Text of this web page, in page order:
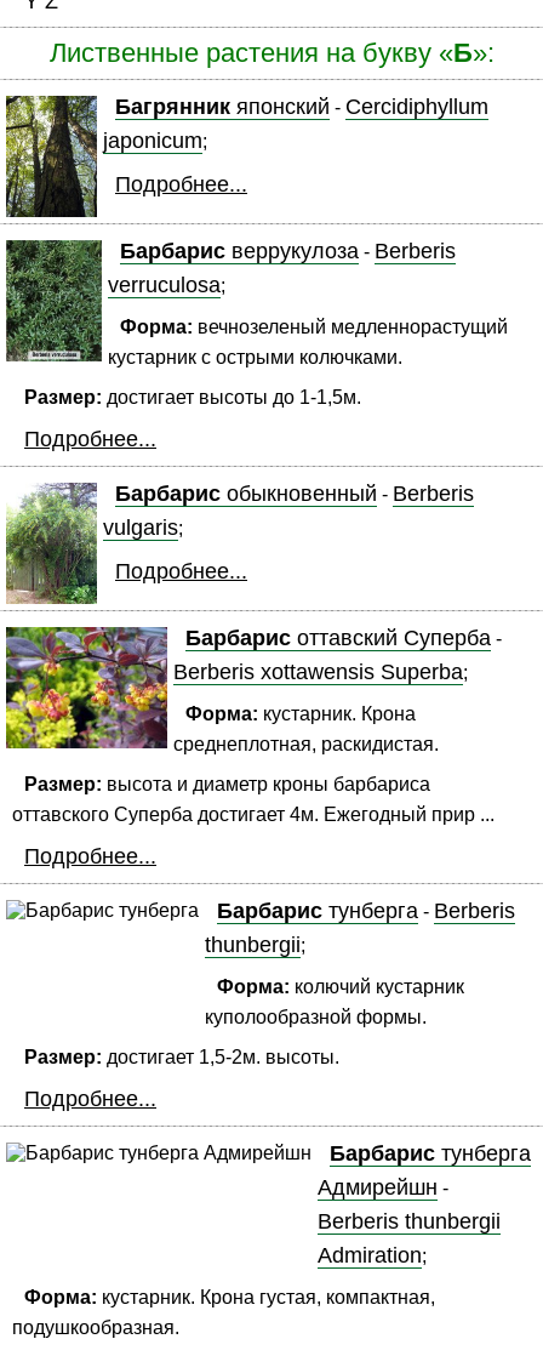
Лиственные растения на букву «Б»:
Багрянник японский - Cercidiphyllum
japonicum;
Подробнее...
Барбарисверрукулоза- Berberis
verruculosa;
Форма: вечнозеленый медленнорастущий
кустарник с острыми колючками.
Размер: достигает высоты до 1-1,5м.
Подробнее...
Барбарис обыкновенный - Berberis
vulgaris;
Подробнее...
Барбарис оттавский Суперба -
Berberis xottawensis Superba;
Форма: кустарник. Крона
среднеплотная, раскидистая.
Размер: высота и диаметр кроны барбариса
оттавского Суперба достигает 4м. Ежегодный прир ...
Подробнее...
Барбарис тунберга - Berberis
thunbergii;
Форма: колючий кустарник
куполообразной формы.
Размер: достигает 1,5-2м. высоты.
Подробнее...
Барбарис тунберга
Адмирейшн -
Berberis thunbergii
Admiration;
Форма: кустарник. Крона густая, компактная,
подушкообразная.